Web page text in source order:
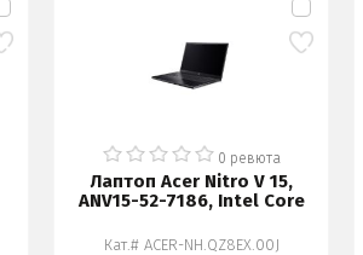
0 ревюта
Лаптоп Acer Nitro V 15,
ANV15-52-7186, Intel Core
Кат.# ACER-NH.QZ8EX.00J